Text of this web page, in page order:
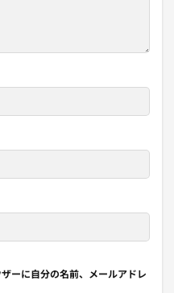
ーに自分の名前、メールアドレ